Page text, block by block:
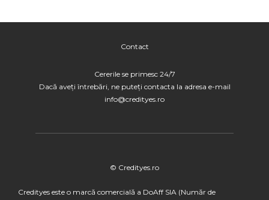
Contact
Cererile se primesc 24/7
Dacă aveți întrebări, ne puteți contacta la adresa e-mail
info@credityes.ro
© Credityes.ro
Credityes este o marcă comercială a DoAff SIA (Număr de